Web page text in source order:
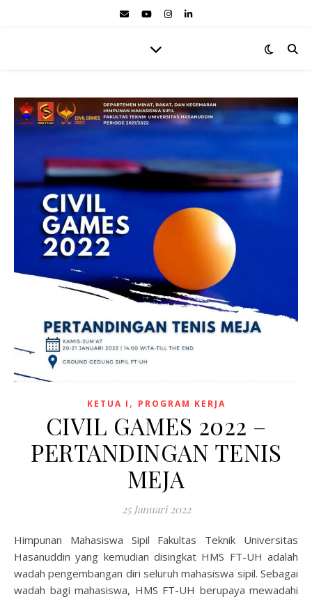
KETUA I , PROGRAM KERJA
CIVIL GAMES 2022 –
PERTANDINGAN TENIS
MEJA
25 Januari 2022
Himpunan Mahasiswa Sipil Fakultas Teknik Universitas
Hasanuddin yang kemudian disingkat HMS FT-UH adalah
wadah pengembangan diri seluruh mahasiswa sipil. Sebagai
wadah bagi mahasiswa, HMS FT-UH berupaya mewadahi